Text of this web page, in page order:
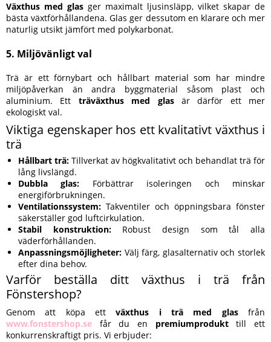
Växthus med glas ger maximalt ljusinsläpp, vilket skapar de
bästa växtförhållandena. Glas ger dessutom en klarare och mer
naturlig utsikt jämfört med polykarbonat.
5. Miljövänligt val
Trä är ett förnybart och hållbart material som har mindre
miljöpåverkan än andra byggmaterial såsom plast och
aluminium. Ett träväxthus med glasär därför ett mer
ekologiskt val.
Viktiga egenskaper hos ett kvalitativt växthus i
trä
Hållbart trä: Tillverkat av högkvalitativt och behandlat trä för
lång livslängd.
Dubbla glas: Förbättrar isoleringen och minskar
energiförbrukningen.
Ventilationssystem: Takventiler och öppningsbara fönster
säkerställer god luftcirkulation.
Stabil konstruktion:Robust design som tål alla
väderförhållanden.
Anpassningsmöjligheter: Välj färg, glasalternativ och storlek
efter dina behov.
Varför beställa ditt växthus i trä från
Fönstershop?
Genom att köpa ettväxthus i trä med glasfrån
www.fonstershop.se får du en premiumprodukttill ett
konkurrenskraftigt pris. Vi erbjuder: